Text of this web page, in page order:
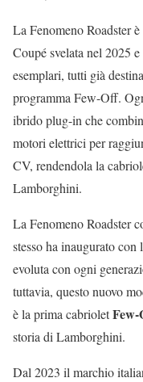
La Fenomeno Roadster
Coupé svelata nel 2025
esemplari, tutti già
programma Few-Off.
ibrido plug-in che
motori elettrici per
CV, rendendola la
Lamborghini.
La Fenomeno Roadster
stesso ha inaugurato con
evoluta con ogni
tuttavia, questo nuovo
è la prima cabriolet
storia di Lamborghini.
Dal 2023 il marchio